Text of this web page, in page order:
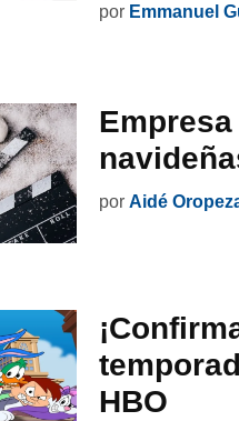
por Emmanuel
por Aidé
HBO